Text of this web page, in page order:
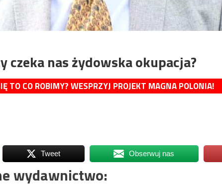
czeka nas żydowska okupacja?
TO CO ROBIMY? WESPRZYJ PROJEKT MAGNA POLONIA!
Tweet Obserwuj nas
wydawnictwo: